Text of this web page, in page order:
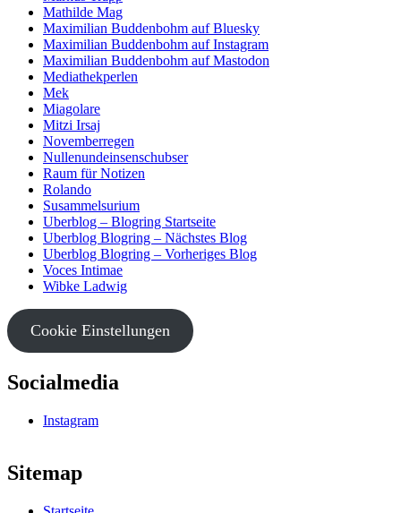
Mathilde Mag
Maximilian Buddenbohm auf Bluesky
Maximilian Buddenbohm auf Instagram
Maximilian Buddenbohm auf Mastodon
Mediathekperlen
Mek
Miagolare
Mitzi Irsaj
Novemberregen
Nullenundeinsenschubser
Raum für Notizen
Rolando
Susammelsurium
Uberblog – Blogring Startseite
Uberblog Blogring – Nächstes Blog
Uberblog Blogring – Vorheriges Blog
Voces Intimae
Wibke Ladwig
Cookie Einstellungen
Socialmedia
Instagram
Sitemap